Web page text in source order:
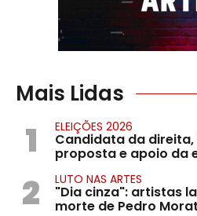
Mais Lidas
1 ELEIÇÕES 2026
Candidata da direita,
proposta e apoio da
2 LUTO NAS ARTES
"Dia cinza": artistas
morte de Pedro